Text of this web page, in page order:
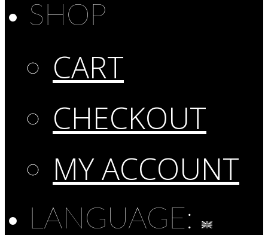
SHOP
CART
CHECKOUT
MY ACCOUNT
LANGUAGE: